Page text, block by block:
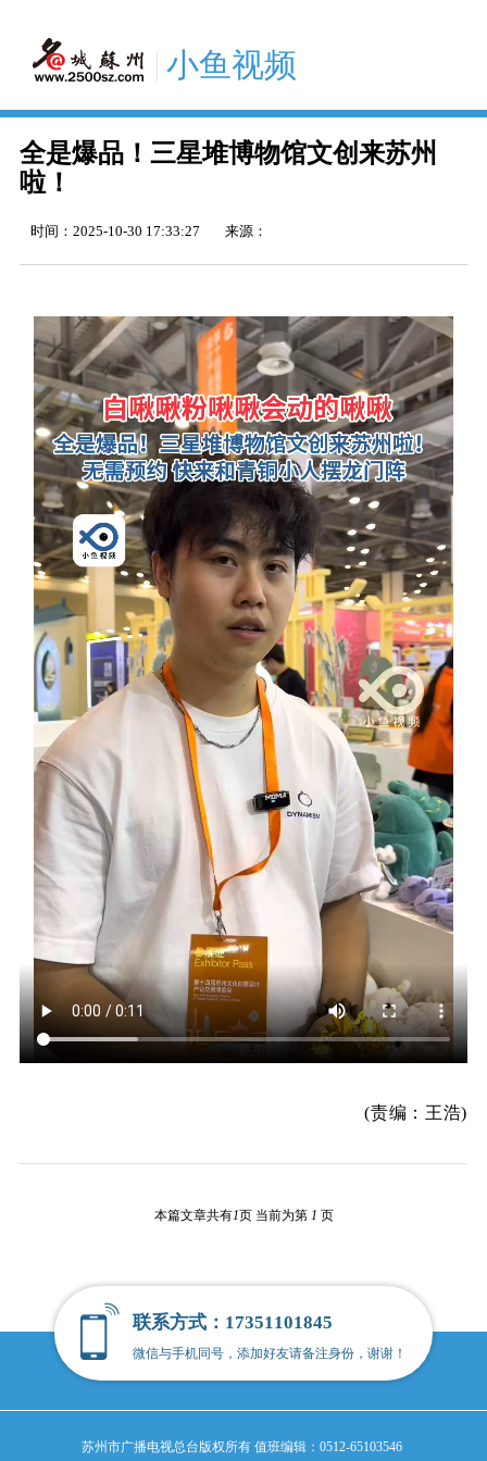
小鱼视频
全是爆品！三星堆博物馆文创来苏州
啦！
时间： 2025-10-30 17:33:27 来源：
(责编：王浩)
本篇文章共有1页 当前为第 1 页
联系方式：17351101845
微信与手机同号，添加好友请备注身份，谢谢！
苏州市广播电视总台版权所有 值班编辑：0512-65103546